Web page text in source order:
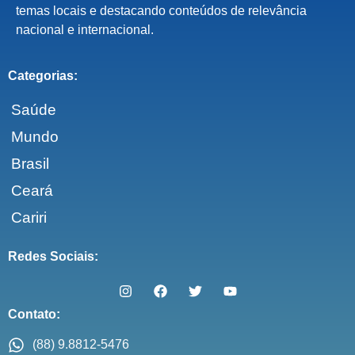
temas locais e destacando conteúdos de relevância
nacional e internacional.
Categorias:
Saúde
Mundo
Brasil
Ceará
Cariri
Redes Sociais:
Contato:
(88) 9.8812-5476